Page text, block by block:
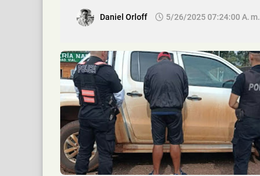
Daniel Orloff 5/26/2025 07:24:00 A. M.